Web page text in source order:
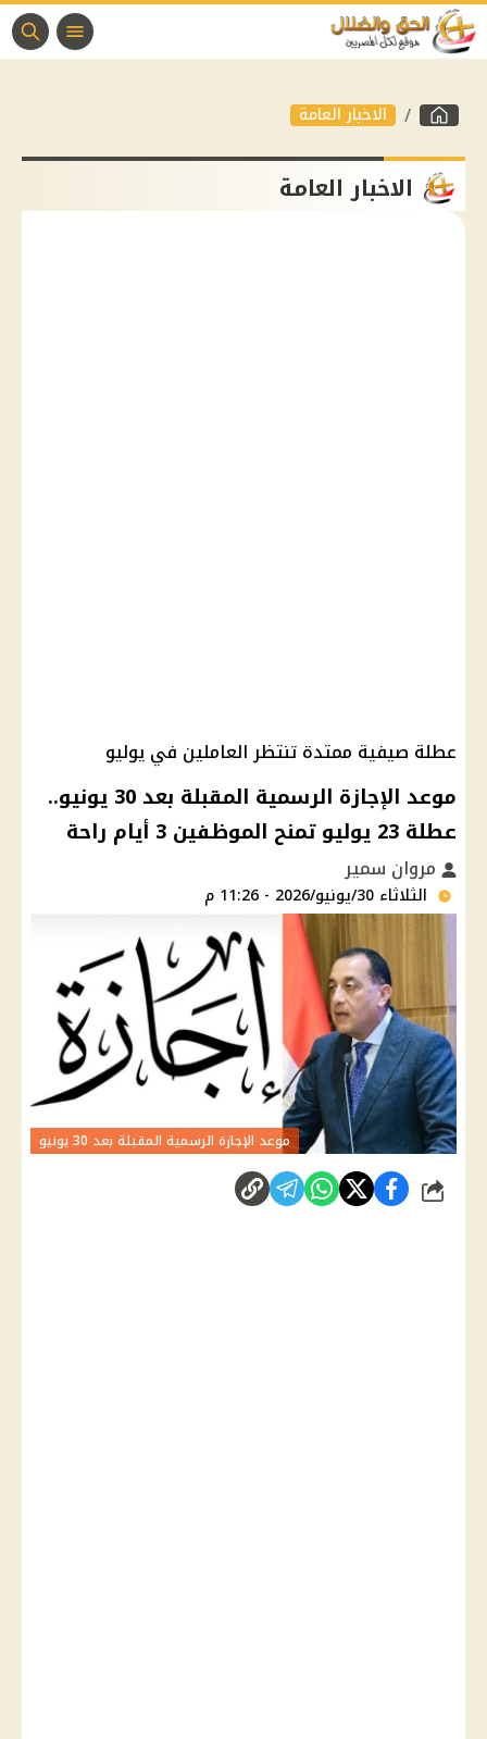
الاخبار العامة
الاخبار العامة
عطلة صيفية ممتدة تنتظر العاملين في يوليو
موعد الإجازة الرسمية المقبلة بعد 30 يونيو..
عطلة 23 يوليو تمنح الموظفين 3 أيام راحة
مروان سمير
الثلاثاء 30/يونيو/2026 - 11:26 م
موعد الإجازة الرسمية المقبلة بعد 30 يونيو
شارك